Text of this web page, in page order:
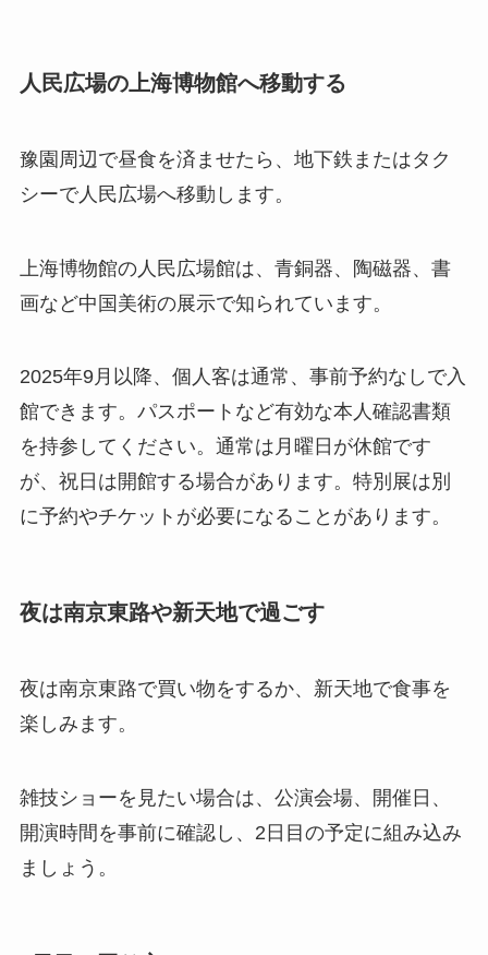
人民広場の上海博物館へ移動する
豫園周辺で昼食を済ませたら、地下鉄またはタク
シーで人民広場へ移動します。
上海博物館の人民広場館は、青銅器、陶磁器、書
画など中国美術の展示で知られています。
2025年9月以降、個人客は通常、事前予約なしで入
館できます。パスポートなど有効な本人確認書類
を持参してください。通常は月曜日が休館です
が、祝日は開館する場合があります。特別展は別
に予約やチケットが必要になることがあります。
夜は南京東路や新天地で過ごす
夜は南京東路で買い物をするか、新天地で食事を
楽しみます。
雑技ショーを見たい場合は、公演会場、開催日、
開演時間を事前に確認し、2日目の予定に組み込み
ましょう。